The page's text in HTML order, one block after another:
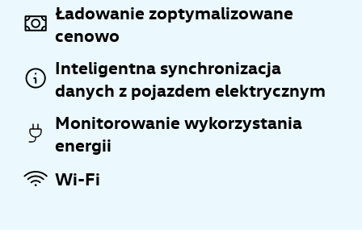
Ładowanie zoptymalizowane
cenowo
Inteligentna synchronizacja
danych z pojazdem elektrycznym
Monitorowanie wykorzystania
energii
Wi-Fi